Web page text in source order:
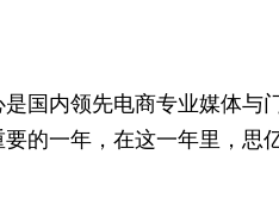
国内领先电商专业媒体
的一年，在这一年里，思